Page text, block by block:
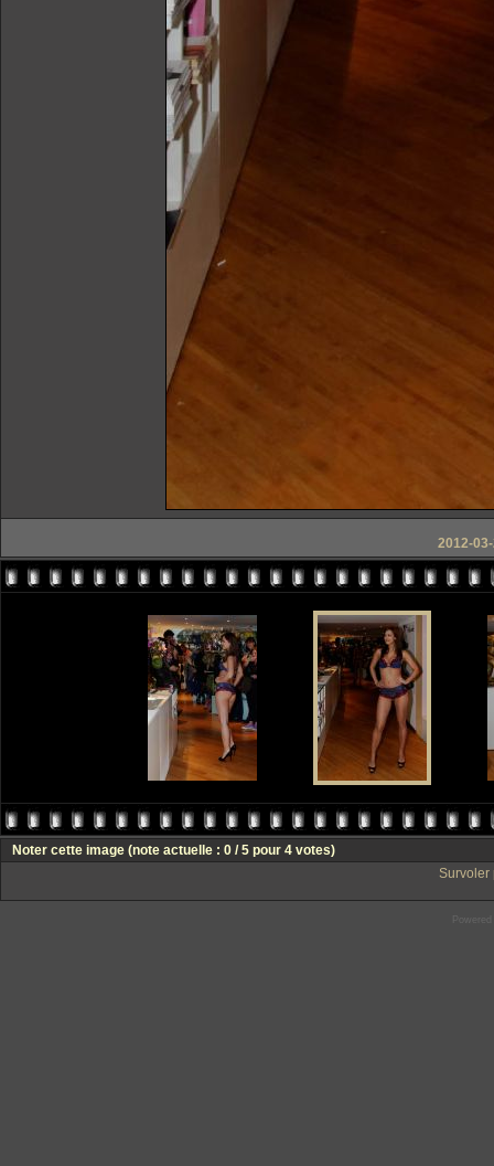
2012-
Noter cette image (note actuelle : 0 / 5 pour 4 votes)
Survoler